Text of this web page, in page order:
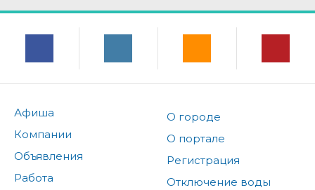
Афиша
Компании
Объявления
Работа
О городе
О портале
Регистрация
Отключение воды